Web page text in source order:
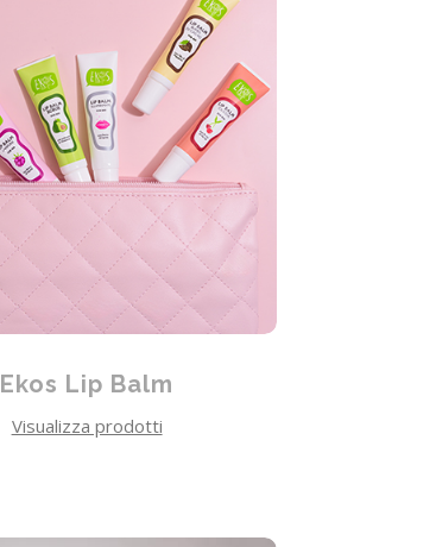
Ekos Lip Balm
Visualizza prodotti